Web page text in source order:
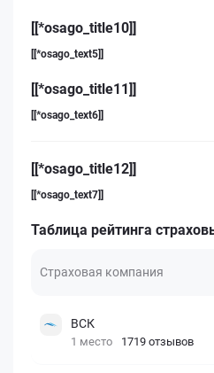
[[*osago_title10]]
[[*osago_text5]]
[[*osago_title11]]
[[*osago_text6]]
[[*osago_title12]]
[[*osago_text7]]
Таблица рейтинга
Страховая компания
ВСК
1 место 1719 отзывов